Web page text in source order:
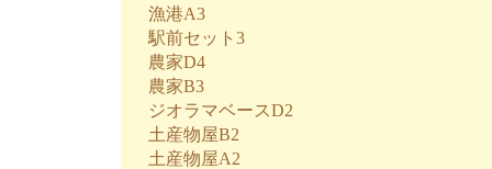
漁港A3
駅前セット3
農家D4
農家B3
ジオラマベースD2
土産物屋B2
土産物屋A2